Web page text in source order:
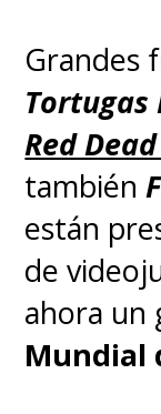
Grandes
Tortugas
Red
también
están
de
ahora un
Mundial